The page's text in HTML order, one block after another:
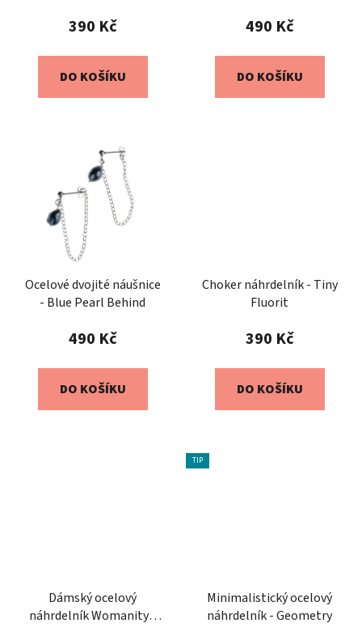
390 Kč
DO KOŠÍKU
490 Kč
DO KOŠÍKU
Ocelové dvojité náušnice
- Blue Pearl Behind
490 Kč
DO KOŠÍKU
Choker náhrdelník - Tiny
Fluorit
390 Kč
DO KOŠÍKU
Dámský ocelový
náhrdelník Womanity -
TIP
Minimalistický ocelový
náhrdelník - Geometry